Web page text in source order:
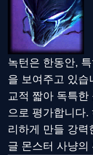
녹턴은 한동안,
을 보여주고 있습
교적 짧아 독특한
으로 평가합니다.
리하게 만들 강력
글 몬스터 사냥의